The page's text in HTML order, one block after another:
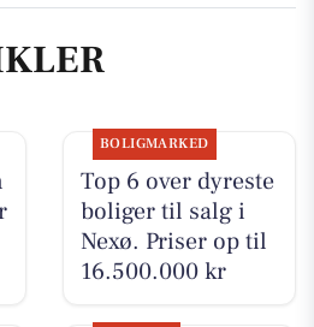
BOLIGMARKED
Top 6 over dyreste
boliger til salg i
Nexø. Priser op til
16.500.000 kr